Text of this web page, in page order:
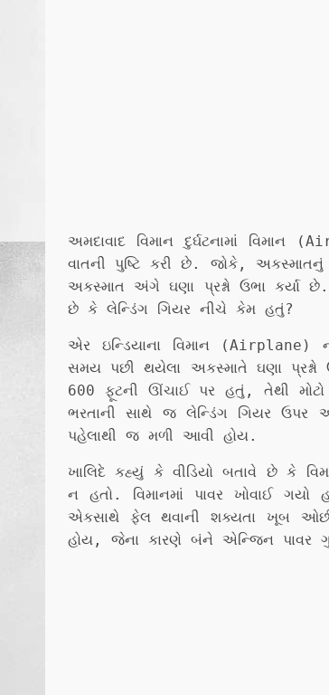
અમદાવાદ વિમાન દુર્ઘટનામાં
વાતની પુષ્ટિ કરી છે. જોકે,
અકસ્માત અંગે ઘણા પ્રશ્નો ઉભા
છે કે લેન્ડિંગ ગિયર નીચે કેમ હતું?
એર ઇન્ડિયાના વિમાન (Airplane)
સમય પછી થયેલા અકસ્માતે ઘણા પ્રશ્નો
600 ફૂટની ઊંચાઈ પર હતું, તેથી
ભરતાની સાથે જ લેન્ડિંગ ગિયર ઉપર
પહેલાથી જ મળી આવી હોય.
ખાલિદે કહ્યું કે વીડિયો બતાવે છે કે
ન હતો. વિમાનમાં પાવર ખોવાઈ
એકસાથે ફેલ થવાની શક્યતા ખૂબ
હોય, જેના કારણે બંને એન્જિન પાવર